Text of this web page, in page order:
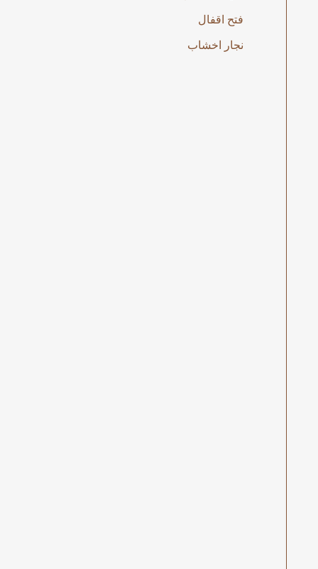
فتح اقفال
نجار اخشاب